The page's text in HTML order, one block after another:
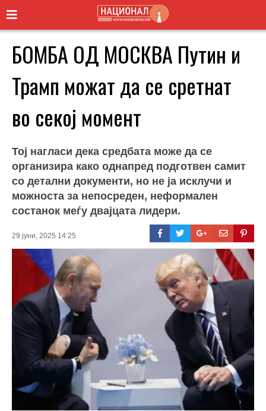
БОМБА ОД МОСКВА Путин и
Трамп можат да се сретнат
во секој момент
Тој нагласи дека средбата може да се
организира како однапред подготвен самит
со детални документи, но не ја исклучи и
можноста за непосреден, неформален
состанок меѓу двајцата лидери.
29 јуни, 2025 14:25